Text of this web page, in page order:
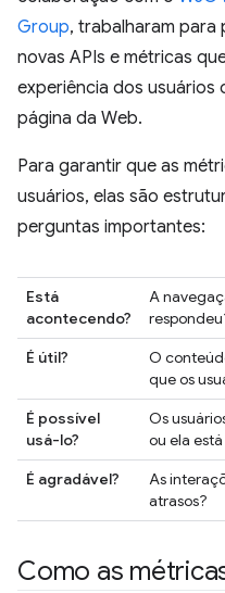
Group, trabalharam para
novas APIs e métricas
experiência dos usuários
página da Web.
Para garantir que as
usuários, elas são
perguntas importantes:
Está
acontecendo?
A
É útil?
O
que os
É possível
usá-lo?
Os
ou ela
É agradável?
As
atrasos?
Como as